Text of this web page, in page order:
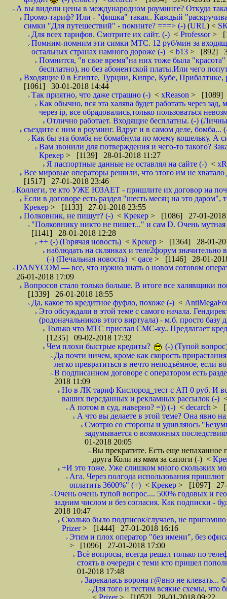
А вы видели цены в международном роуминге? Откуда
Промо-тариф? Или - "фишка" такая.. Каждый
симки "Для путешествий" - помните? ===> (-) (URL) <
Для всех тарифов. Смотрите их сайт. (-) < Professor>
Помним-помним эти симки МТС. 12 руб/мин за
остальных странах намного дороже (-) < b13 > [892]
Помнится, "в свое время"на них тоже была
бесплатно), но без абонентской платы.Или чего
Входящие 0 в Египте, Турции, Кипре, Кубе,
[1061] 30-01-2018 14:44
Так приятно, что даже страшно (-) < xReason > [1089]
Как обычно, вся эта халява будет работать через
через ip, все обрадовались,только пользоваться
Отлично работает. Входящие бесплатны. (-)
съездите с ним в роуминг. Вдруг и в самом деле, бомба...
Как бы эта бомба не бомабнула по моему кошельку. А
Вам звонили для потверждения и чего-то такого?
Крекер > [1139] 28-01-2018 11:27
Я паспортные данные не оставлял на сайте (-) <
Все мировые операторы решили, что этого им не
[1517] 27-01-2018 23:46
Коллеги, те кто УЖЕ ЮЗАЕТ - пришлите их договор на
Если в договоре есть раздел "шесть месяц на это даром",
Крекер > [1133] 27-01-2018 23:55
Полковник, не пишут? (-) < Крекер > [1086] 27-01-2018
"Полковнику никто не пишет..." и сам D. Очень
[1141] 28-01-2018 12:28
++ (-) (Горячая новость) < Крекер > [1364] 28-01-
наблюдать на склянках и теле2форум
(-) (Печальная новость) < qace > [1146] 28-01-
DANYCOM — все, что нужно знать о новом сотовом
26-01-2018 17:09
Вопросов стало только больше. В итоге все халявщики
[1339] 26-01-2018 18:55
Да, какое то кредитное фуфло, похоже (-) <
Это обсуждали в этой теме с самого начала.
(родоначальников этого виртуала) - м.б. просто
Только что МТС прислал СМС-ку.. Предлагает
[1235] 09-02-2018 17:32
Чем плохи быстрые кредиты?
(-) (Тупой
Да почти ничем, кроме как скорость
легко превратиться в нечто неподъёмное, если
В подписанном договоре с оператором есть
2018 11:09
Но в ЛК тариф Кислород_тест с АП 0 руб. И
ваших персданных и рекламных рассылок (-)
А потом в суд, наверно? =)) (-) < decarch >
А что вы делаете в этой теме? Она явно
Смотрю со стороны и удивляюсь
задумывается о возможных
01-2018 20:05
Вы прекратите. Есть еще непаханное
друга Коли из ммм за сапоги (-) <
+И это тоже. Уже слишком много скользких
Ага. Через полгода использования
оплатить 3600%" (+) < Крекер > [1097] 27-
Очень очень тупой вопрос.... 500% годовых и
задним числом и без согласия. Как подписки -
2018 10:47
Сколько было подписок/случаев, не
Prizer> [1444] 27-01-2018 16:16
Этим и плох оператор "без имени", без
> [1096] 27-01-2018 17:00
Всё вопросы, всегда решал только по
стоять в очереди с теми кто пришел
01-2018 17:48
Зарекалась ворона г@вно не клевать...
Для того и тестим всякие схемы, что
< Prizer> [1052] 28-01-2018 09:22